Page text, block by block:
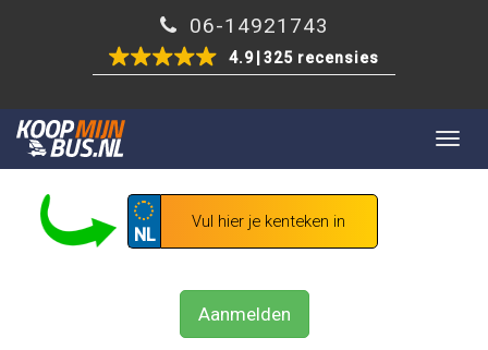
06-14921743
4.9 325 recensies
GRATIS UW BEDRIJFSWAGEN VERKOPEN?
NL
Aanmelden